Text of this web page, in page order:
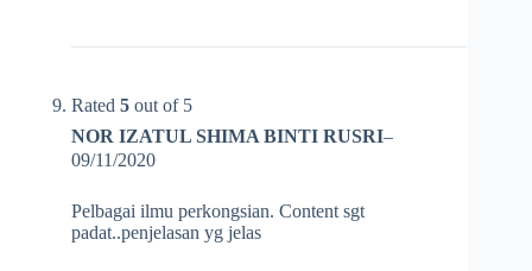
Rated 5 out of 5
NOR IZATUL SHIMA BINTI RUSRI–
09/11/2020
Pelbagai ilmu perkongsian. Content sgt
padat..penjelasan yg jelas